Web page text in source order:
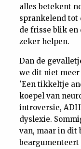
alles betekent
sprankelend tot
de frisse blik en
zeker helpen.
Dan de
we dit niet meer
'Een tikkeltje
koepel van
introversie,
dyslexie.
van, maar in dit